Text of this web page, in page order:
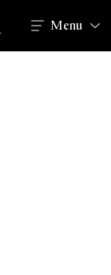
Hledat
Menu